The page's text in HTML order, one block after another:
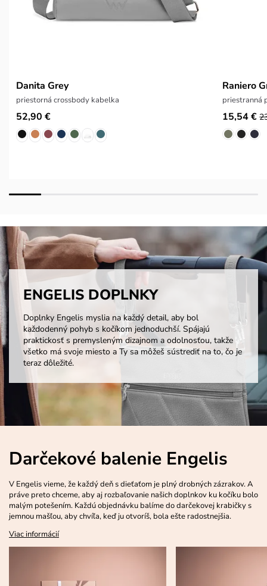
Danita Grey
priestorná crossbody kabelka
52,90 €
Raniero
priestranná
15,54 €
ENGELIS DOPLNKY
Doplnky Engelis myslia na každý detail, aby bol
každodenný pohyb s kočíkom jednoduchší. Spájajú
praktickosť s premysleným dizajnom a odolnosťou, takže
všetko má svoje miesto a Ty sa môžeš sústrediť na to, čo je
teraz dôležité.
Darčekové balenie Engelis
V Engelis vieme, že každý deň s dieťaťom je plný drobných zázrakov. A
práve preto chceme, aby aj rozbaľovanie našich doplnkov ku kočíku bolo
malým potešením. Každú objednávku balíme do darčekovej krabičky s
jemnou mašľou, aby chvíľa, keď ju otvoríš, bola ešte radostnejšia.
Viac informácií